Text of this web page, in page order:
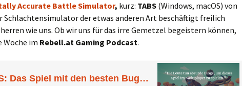
Accurate Battle Simulator, kurz: TABS (Windows, macOS) von
Schlachtensimulator der etwas anderen Art beschäftigt freilich
wie uns. Ob wir uns für das irre Gemetzel begeistern können,
Woche im Rebell.at Gaming Podcast.